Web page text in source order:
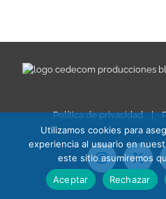
Política de privacidad|
Instagram
X
Utilizamos cookies para
experiencia al usuario en
este sitio asumiremos
Aceptar
Rechazar